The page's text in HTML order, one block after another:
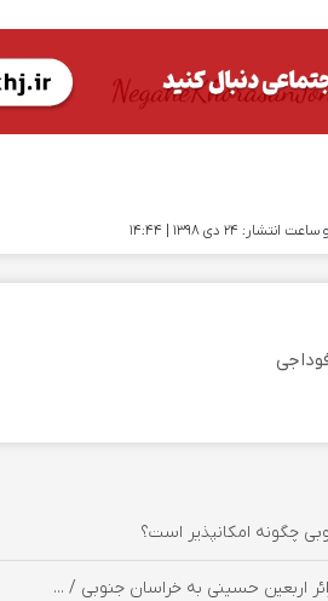
انتشار: ۲۴ دی ۱۳۹۸ | 14:44
چگونه امکانپذیر است؟